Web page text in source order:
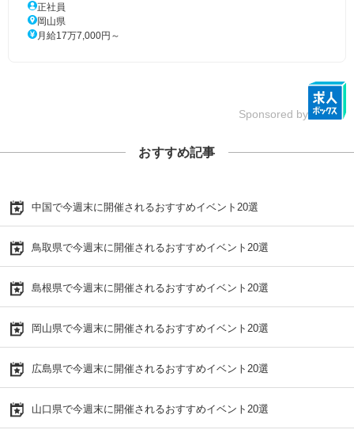
正社員
岡山県
月給17万7,000円～
Sponsored by
おすすめ記事
中国で今週末に開催されるおすすめイベント20選
鳥取県で今週末に開催されるおすすめイベント20選
島根県で今週末に開催されるおすすめイベント20選
岡山県で今週末に開催されるおすすめイベント20選
広島県で今週末に開催されるおすすめイベント20選
山口県で今週末に開催されるおすすめイベント20選